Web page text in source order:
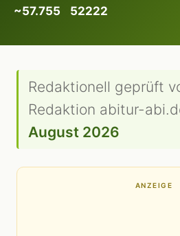
~57.755 52222
Redaktionell geprüft
Redaktion abitur-
August 2026
ANZEIGE